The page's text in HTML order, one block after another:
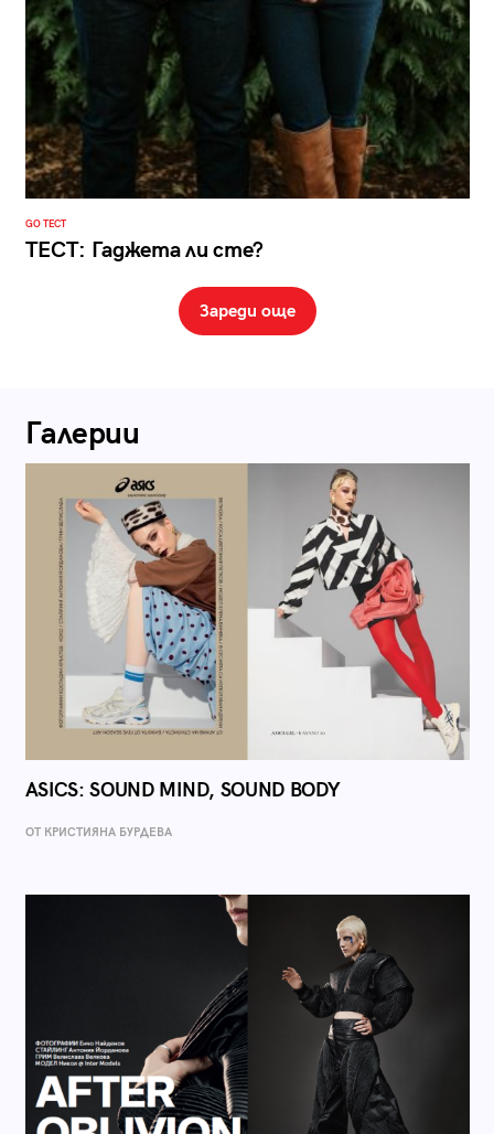
GO ТЕСТ
ТЕСТ: Гаджета ли сте?
Зареди още
Галерии
ASICS: SOUND MIND, SOUND BODY
ОТ КРИСТИЯНА БУРДЕВА